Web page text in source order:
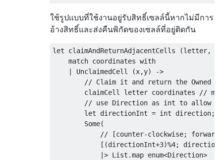
ใช้รูปแบบที่ใช้งานอยู่รับสิทธิ์เซลล์นี้หากไม่มีการ
อ้างสิทธิ์และส่งคืนพิกัดของเซลล์ที่อยู่ติดกัน
let claimAndReturnAdjacentCells (letter,
    match coordinates with
    | UnclaimedCell (x,y) ->
// Claim it and return the Owned
claimCell letter coordinates //
// use Direction as int to allow
let directionInt = int
        Some(
// [counter-clockwise;
[(directionInt+3)%4;
|> List.map